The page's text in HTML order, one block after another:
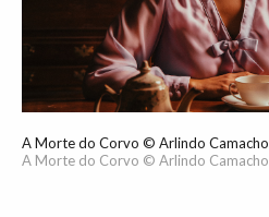
A Morte do Corvo © Arlindo Camacho
A Morte do Corvo © Arlindo Camacho